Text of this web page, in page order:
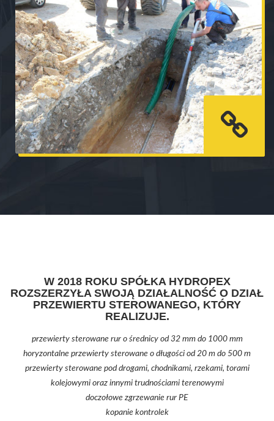
W 2018 ROKU SPÓŁKA HYDROPEX
ROZSZERZYŁA SWOJĄ DZIAŁALNOŚĆ O DZIAŁ
PRZEWIERTU STEROWANEGO, KTÓRY
REALIZUJE.
przewierty sterowane rur o średnicy od 32 mm do 1000 mm
horyzontalne przewierty sterowane o długości od 20 m do 500 m
przewierty sterowane pod drogami, chodnikami, rzekami, torami
kolejowymi oraz innymi trudnościami terenowymi
doczołowe zgrzewanie rur PE
kopanie kontrolek